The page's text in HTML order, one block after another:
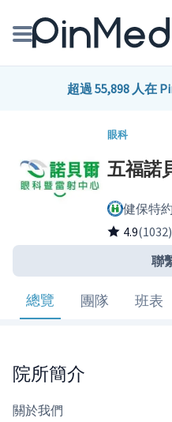
線上預約醫師、院所
健康主題館
我是
超過 55,898 人在
眼科
五福諾
健保特
4.9(1032)
聯
總覽 團隊 班表
院所簡介
關於我們